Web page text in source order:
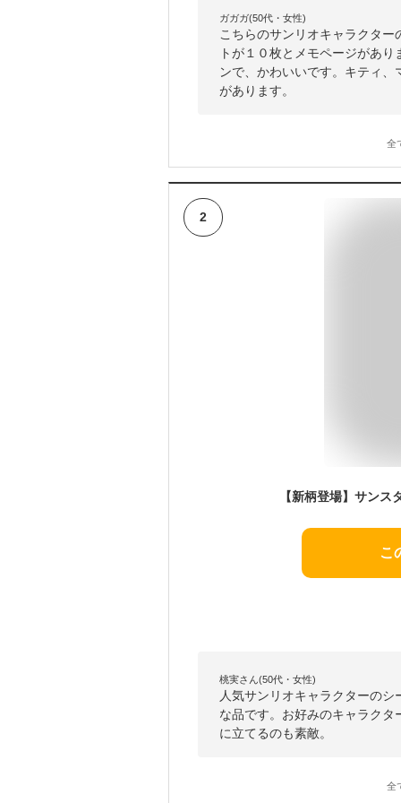
ガガガ(50代・女性)
こちらのサンリオキャラクタ
トが１０枚とメモページがあ
ンで、かわいいです。キティ
があります。
全
2
こ
桃実さん(50代・女性)
人気サンリオキャラクターの
な品です。お好みのキャラク
に立てるのも素敵。
全